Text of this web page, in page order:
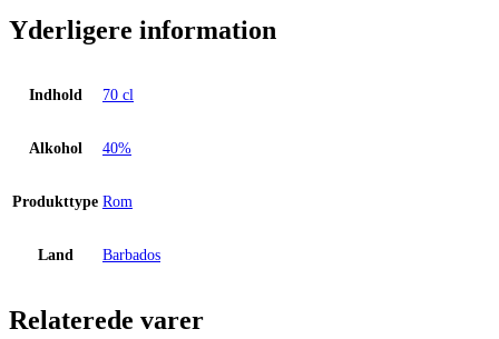
XO
rich
-
antal
Yderligere information
Indhold 70 cl
Alkohol 40%
Produkttype Rom
Land Barbados
Relaterede varer